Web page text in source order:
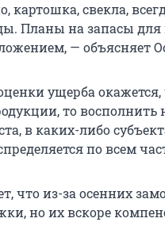
картошка, свекла,
Планы на запасы для
— объясняет
ущерба окажется,
то восполнить
в каких-либо
по всем
что из-за осенних
но их вскоре